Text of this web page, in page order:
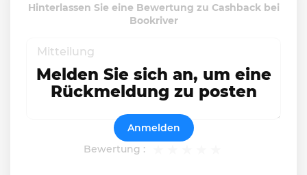
Hinterlassen Sie eine Bewertung zu Cashback bei
Bookriver
Bewertung :
Melden Sie sich an, um eine
Rückmeldung zu posten
Anmelden